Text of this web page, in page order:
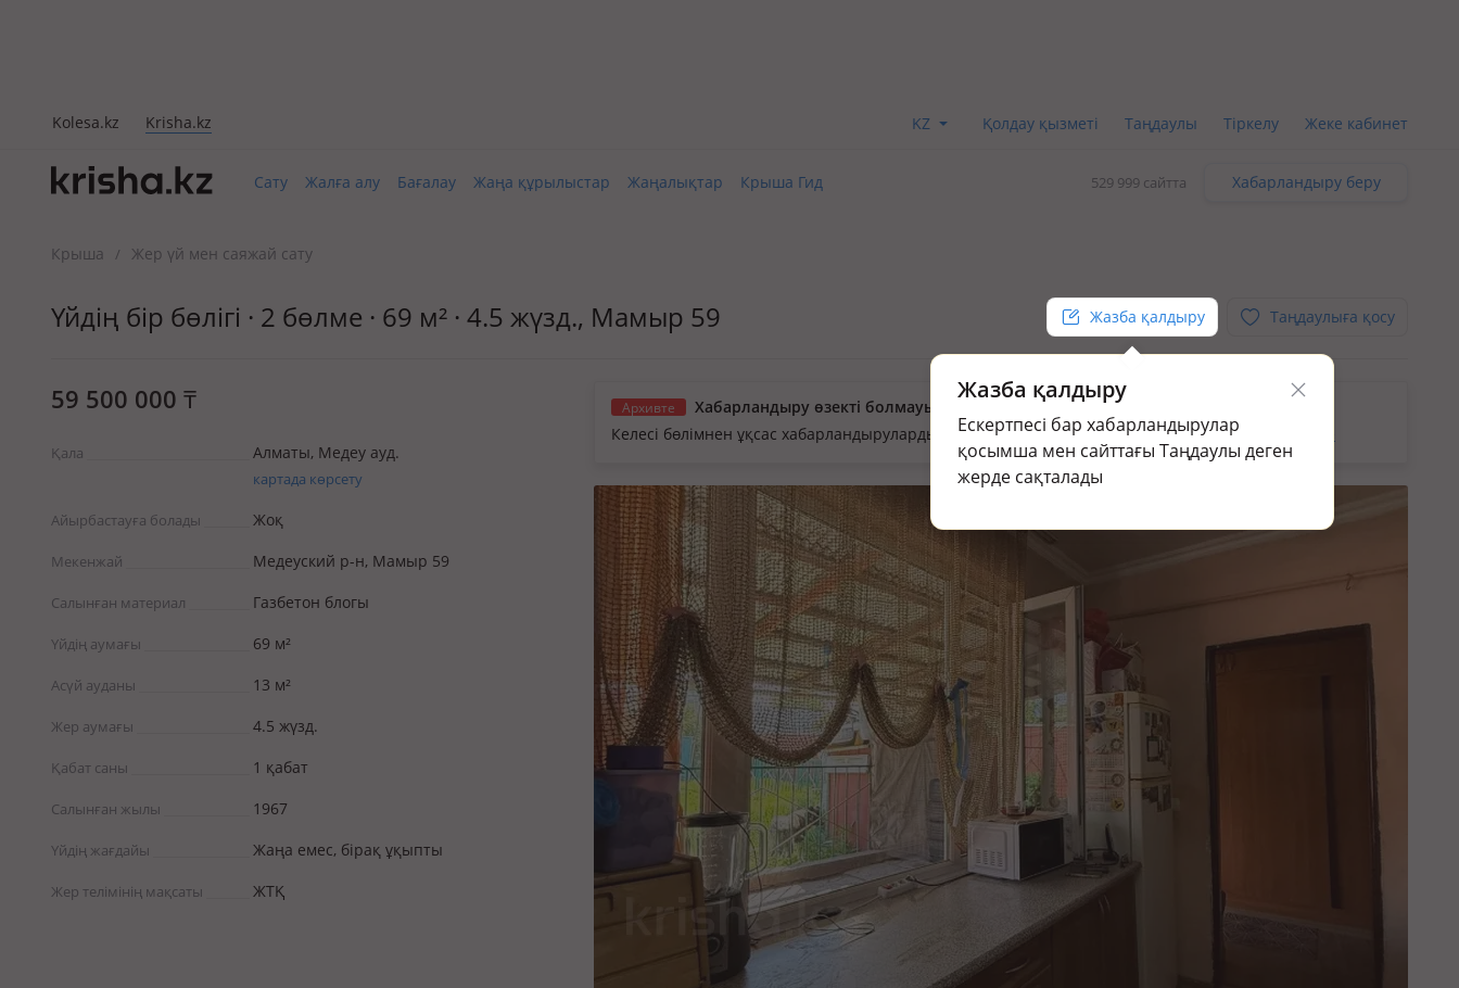
Kolesa.kz Krisha.kz KZ Қолдау қызметі Таңдаулы Тіркелу Жеке кабинет
Сату Жалға алу Бағалау Жаңа құрылыстар Жаңалықтар Крыша Гид 529 999 сайтта Хабарландыру беру
Крыша / Жер үй мен саяжай сату
Үйдің бір бөлігі · 2 бөлме · 69 м² · 4.5 жүзд., Мамыр 59 Жазба қалдыру
Жазба қалдыру
Ескертпесі бар хабарландырулар
қосымша мен сайттағы Таңдаулы деген
жерде сақталады
Таңдаулыға қосу
59 500 000 ₸
Қала Алматы, Медеу ауд.
картада көрсету
Айырбастауға болады Жоқ
Мекенжай Медеуский р-н, Мамыр 59
Салынған материал Газбетон блогы
Үйдің аумағы 69 м²
Асүй ауданы 13 м²
Жер аумағы 4.5 жүзд.
Қабат саны 1 қабат
Салынған жылы 1967
Үйдің жағдайы Жаңа емес, бірақ ұқыпты
Жер телімінің мақсаты ЖТҚ
Архивте
Хабарландыру өзекті болмауы мүмкін.
Келесі бөлімнен ұқсас хабарландыруларды қараңыз: Жер үй мен саяжай сату в Медеуском р-не